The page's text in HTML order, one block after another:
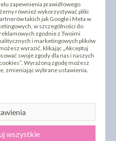
Często przy dekorowaniu tortów, a
używam narzędzi i form
wyposażonych sklepów w
tortów i ciast w Polsce. Tak
w jednym miejscu zamówić
lub wręcz niezbędnych
do
i
zapewnienia prawidłowego
również wykorzystywać pliki
takich jak Google i Meta w
w szczególności do
zgodnie z Twoimi
i marketingowych plików
wyrazić, klikając „Akceptuj
swoje zgody dla nas i naszych
Wyrażoną zgodę możesz
zmieniając wybrane ustawienia.
wszystkie